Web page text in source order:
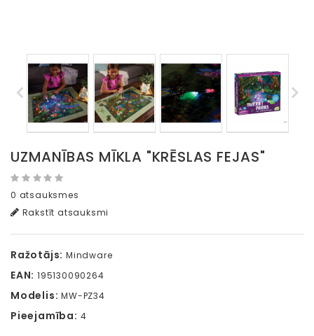
UZMANĪBAS MĪKLA "KRĒSLAS FEJAS"
0 atsauksmes
Rakstīt atsauksmi
Ražotājs: Mindware
EAN: 195130090264
Modelis: MW-PZ34
Pieejamība: 4